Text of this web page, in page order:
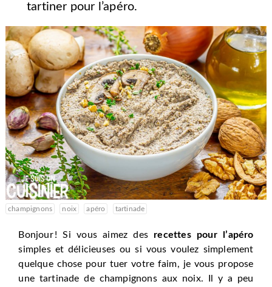
tartiner pour l’apéro.
champignons noix apéro tartinade
Bonjour ! Si vous aimez des recettes pour l’apéro
simples et délicieuses ou si vous voulez simplement
quelque chose pour tuer votre faim, je vous propose
une tartinade de champignons aux noix. Il y a peu